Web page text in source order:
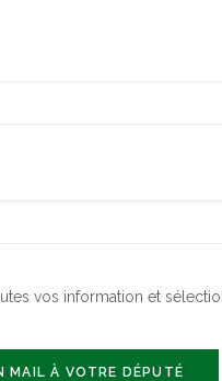
vos information et
MAIL À VOTRE DÉPUTÉ